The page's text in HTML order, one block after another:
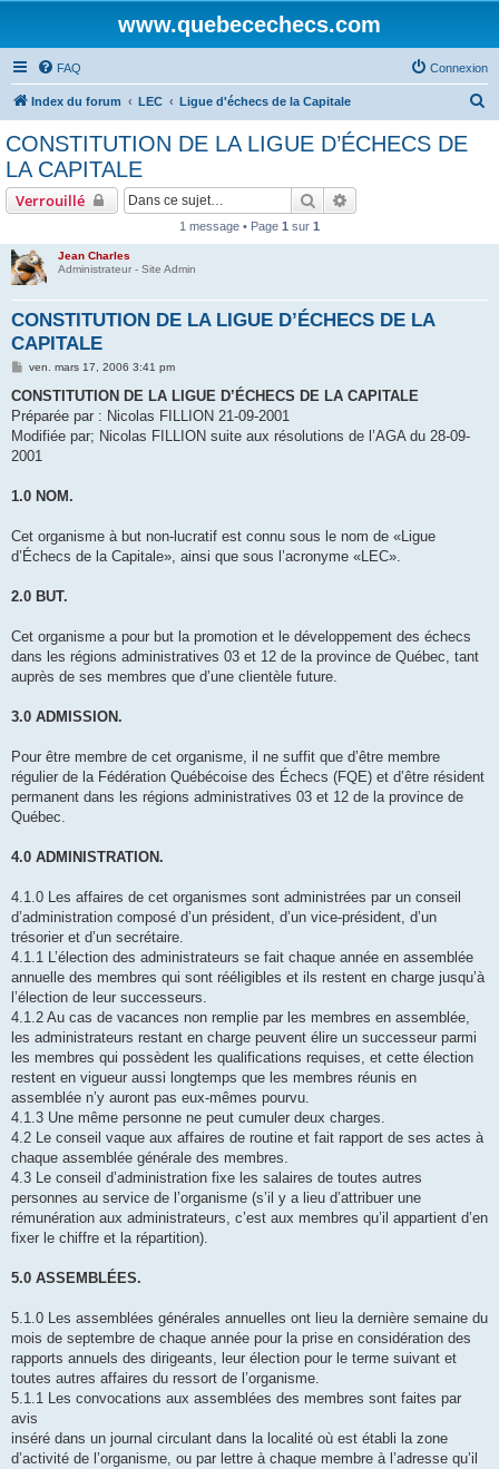
www.quebecechecs.com
FAQ Connexion
Index du forum LEC Ligue d'échecs de la Capitale
CONSTITUTION DE LA LIGUE D’ÉCHECS DE
LA CAPITALE
Verrouillé Rechercher
1 message • Page 1 sur 1
Jean Charles
Administrateur - Site Admin
CONSTITUTION DE LA LIGUE D’ÉCHECS DE LA
CAPITALE
M
s
a
g
ven. mars 17, 2006 3:41 pm
CONSTITUTION DE LA LIGUE D’ÉCHECS DE LA CAPITALE
Préparée par : Nicolas FILLION 21-09-2001
Modifiée par; Nicolas FILLION suite aux résolutions de l’AGA du 28-09-
2001
1.0 NOM.
Cet organisme à but non-lucratif est connu sous le nom de «Ligue
d’Échecs de la Capitale», ainsi que sous l’acronyme «LEC».
2.0 BUT.
Cet organisme a pour but la promotion et le développement des échecs
dans les régions administratives 03 et 12 de la province de Québec, tant
auprès de ses membres que d’une clientèle future.
3.0 ADMISSION.
Pour être membre de cet organisme, il ne suffit que d’être membre
régulier de la Fédération Québécoise des Échecs (FQE) et d’être résident
permanent dans les régions administratives 03 et 12 de la province de
Québec.
4.0 ADMINISTRATION.
4.1.0 Les affaires de cet organismes sont administrées par un conseil
d’administration composé d’un président, d’un vice-président, d’un
trésorier et d’un secrétaire.
4.1.1 L’élection des administrateurs se fait chaque année en assemblée
annuelle des membres qui sont rééligibles et ils restent en charge jusqu’à
l’élection de leur successeurs.
4.1.2 Au cas de vacances non remplie par les membres en assemblée,
les administrateurs restant en charge peuvent élire un successeur parmi
les membres qui possèdent les qualifications requises, et cette élection
restent en vigueur aussi longtemps que les membres réunis en
assemblée n’y auront pas eux-mêmes pourvu.
4.1.3 Une même personne ne peut cumuler deux charges.
4.2 Le conseil vaque aux affaires de routine et fait rapport de ses actes à
chaque assemblée générale des membres.
4.3 Le conseil d’administration fixe les salaires de toutes autres
personnes au service de l’organisme (s’il y a lieu d’attribuer une
rémunération aux administrateurs, c’est aux membres qu’il appartient d’en
fixer le chiffre et la répartition).
5.0 ASSEMBLÉES.
5.1.0 Les assemblées générales annuelles ont lieu la dernière semaine du
mois de septembre de chaque année pour la prise en considération des
rapports annuels des dirigeants, leur élection pour le terme suivant et
toutes autres affaires du ressort de l’organisme.
5.1.1 Les convocations aux assemblées des membres sont faites par
avis
inséré dans un journal circulant dans la localité où est établi la zone
d’activité de l’organisme, ou par lettre à chaque membre à l’adresse qu’il